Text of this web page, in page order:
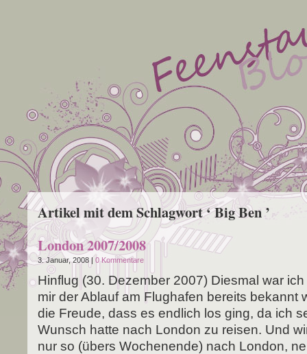
Artikel mit dem Schlagwort ‘ Big Ben ’
London 2007/2008
3. Januar, 2008 | 0 Kommentare
Hin­flug (30. Dezem­ber 2007) Dies­mal war
mir der Ablauf am Flug­ha­fen bereits bekannt
die Freu­de, dass es end­lich los ging, da ich
Wunsch hat­te nach Lon­don zu rei­sen. Und
nur so (übers Wochen­en­de) nach Lon­don,